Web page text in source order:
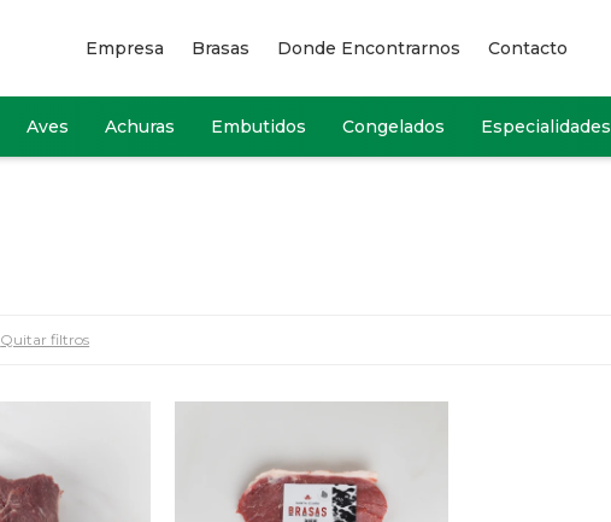
Aves Achuras Embutidos Congelados Especialidades
Empresa Brasas Donde Encontrarnos Contacto
Quitar filtros